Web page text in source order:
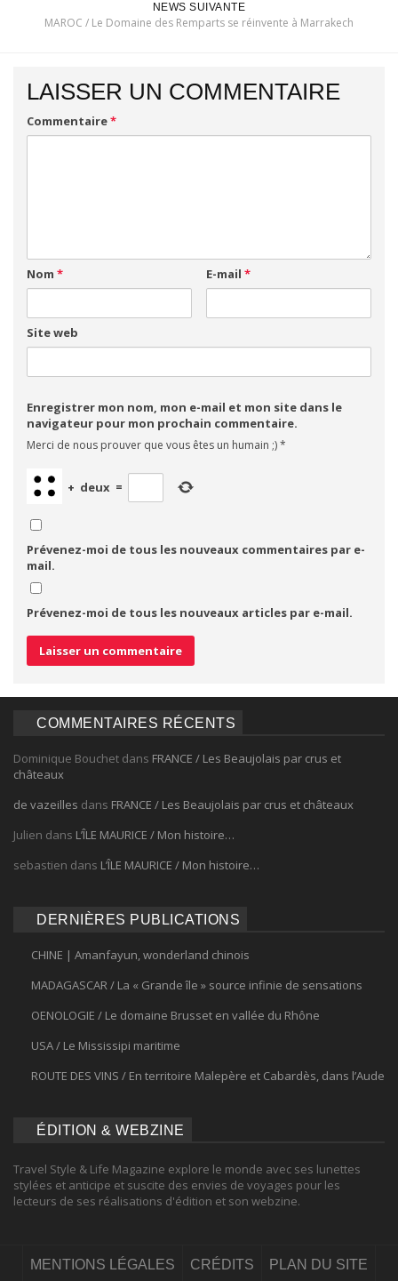
NEWS SUIVANTE
MAROC / Le Domaine des Remparts se réinvente à Marrakech
LAISSER UN COMMENTAIRE
Commentaire*
Nom * E-mail *
Site web
Enregistrer mon nom, mon e-mail et mon site dans le
navigateur pour mon prochain commentaire.
Merci de nous prouver que vous êtes un humain ;)*
+ deux =
Prévenez-moi de tous les nouveaux commentaires par e-
mail.
Prévenez-moi de tous les nouveaux articles par e-mail.
COMMENTAIRES RÉCENTS
Dominique Bouchet dans FRANCE / Les Beaujolais par crus et
châteaux
de vazeilles dans FRANCE / Les Beaujolais par crus et châteaux
Julien dans L’ÎLE MAURICE / Mon histoire…
sebastien dans L’ÎLE MAURICE / Mon histoire…
DERNIÈRES PUBLICATIONS
CHINE | Amanfayun, wonderland chinois
MADAGASCAR / La « Grande île » source infinie de sensations
OENOLOGIE / Le domaine Brusset en vallée du Rhône
USA / Le Mississipi maritime
ROUTE DES VINS / En territoire Malepère et Cabardès, dans l’Aude
ÉDITION & WEBZINE
Travel Style & Life Magazine explore le monde avec ses lunettes
stylées et anticipe et suscite des envies de voyages pour les
lecteurs de ses réalisations d'édition et son webzine.
MENTIONS LÉGALES CRÉDITS PLAN DU SITE